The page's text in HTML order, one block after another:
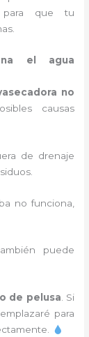
que tu
el agua
no
causas
de drenaje
no funciona,
puede
de pelusa. Si
para